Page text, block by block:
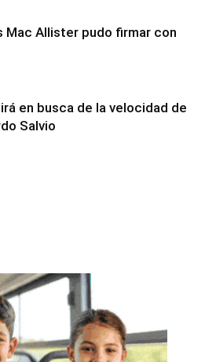
Mac Allister pudo firmar con
en busca de la velocidad de
Salvio